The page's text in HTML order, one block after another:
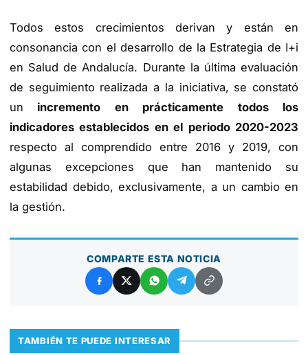
Todos estos crecimientos derivan y están en
consonancia con el desarrollo de la Estrategia de I+i
en Salud de Andalucía. Durante la última evaluación
de seguimiento realizada a la iniciativa, se constató
un incremento en prácticamente todos los
indicadores establecidos en el periodo 2020-2023
respecto al comprendido entre 2016 y 2019, con
algunas excepciones que han mantenido su
estabilidad debido, exclusivamente, a un cambio en
la gestión.
COMPARTE ESTA NOTICIA
TAMBIÉN TE PUEDE INTERESAR